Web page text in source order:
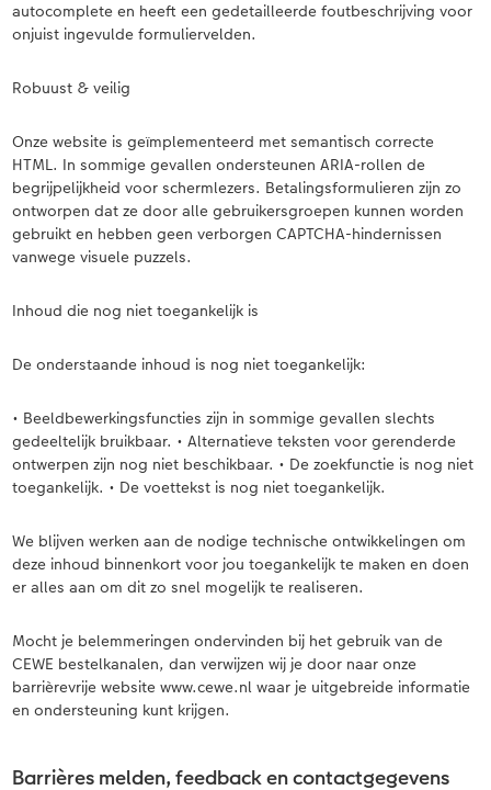
autocomplete en heeft een gedetailleerde foutbeschrijving voor
onjuist ingevulde formuliervelden.
Robuust & veilig
Onze website is geïmplementeerd met semantisch correcte
HTML. In sommige gevallen ondersteunen ARIA-rollen de
begrijpelijkheid voor schermlezers. Betalingsformulieren zijn zo
ontworpen dat ze door alle gebruikersgroepen kunnen worden
gebruikt en hebben geen verborgen CAPTCHA-hindernissen
vanwege visuele puzzels.
Inhoud die nog niet toegankelijk is
De onderstaande inhoud is nog niet toegankelijk:
• Beeldbewerkingsfuncties zijn in sommige gevallen slechts
gedeeltelijk bruikbaar. • Alternatieve teksten voor gerenderde
ontwerpen zijn nog niet beschikbaar. • De zoekfunctie is nog niet
toegankelijk. • De voettekst is nog niet toegankelijk.
We blijven werken aan de nodige technische ontwikkelingen om
deze inhoud binnenkort voor jou toegankelijk te maken en doen
er alles aan om dit zo snel mogelijk te realiseren.
Mocht je belemmeringen ondervinden bij het gebruik van de
CEWE bestelkanalen, dan verwijzen wij je door naar onze
barrièrevrije website www.cewe.nl waar je uitgebreide informatie
en ondersteuning kunt krijgen.
Barrières melden, feedback en contactgegevens